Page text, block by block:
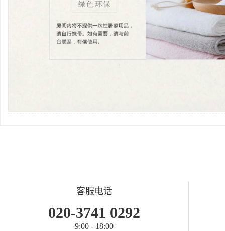
客服电话
020-3741 0292
9:00 - 18:00